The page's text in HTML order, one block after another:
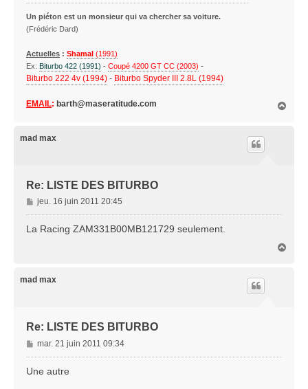
g
e
Un piéton est un monsieur qui va chercher sa voiture.
(Frédéric Dard)
Actuelles : Shamal (1991)
Ex: Biturbo 422 (1991) - Coupé 4200 GT CC (2003) -
Biturbo 222 4v (1994) - Biturbo Spyder III 2.8L (1994)
EMAIL: barth@maseratitude.com
mad max
Re: LISTE DES BITURBO
M
e
s
e
jeu. 16 juin 2011 20:45
La Racing ZAM331B00MB121729 seulement.
mad max
Re: LISTE DES BITURBO
M
e
s
mar. 21 juin 2011 09:34
Une autre